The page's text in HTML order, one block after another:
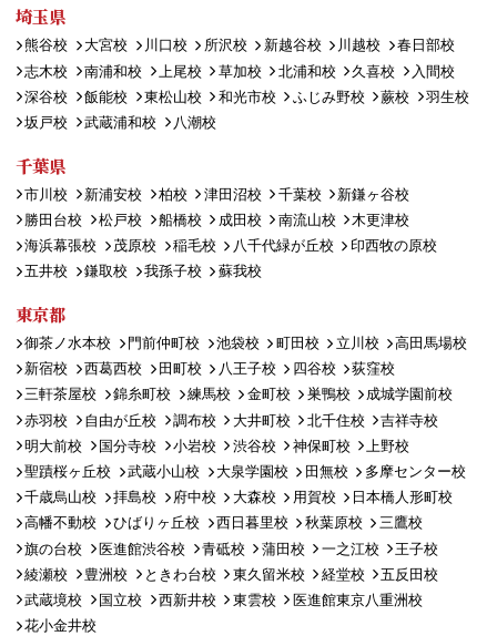
埼玉県
熊谷校 大宮校 川口校 所沢校 新越谷校 川越校
春日部校
志木校
南浦和校 上尾校 草加校 北浦和校 久喜校
入間校
深谷校
飯能校 東松山校 和光市校 ふじみ野校 蕨校
羽生校
坂戸校
武蔵浦和校 八潮校
千葉県
市川校 新浦安校 柏校 津田沼校 千葉校
新鎌ヶ谷校
勝田台校
松戸校 船橋校 成田校 南流山校
木更津校
海浜幕張校
茂原校 稲毛校 八千代緑が丘校
印西牧の原校
五井校
鎌取校 我孫子校 蘇我校
東京都
御茶ノ水本校 門前仲町校 池袋校 町田校 立川校
高田馬場校
新宿校
西葛西校 田町校 八王子校 四谷校
荻窪校
三軒茶屋校
錦糸町校 練馬校 金町校 巣鴨校
成城学園前校
赤羽校
自由が丘校 調布校 大井町校 北千住校
吉祥寺校
明大前校
国分寺校 小岩校 渋谷校 神保町校
上野校
聖蹟桜ヶ丘校
武蔵小山校 大泉学園校 田無校
多摩センター校
千歳烏山校
拝島校 府中校 大森校 用賀校
日本橋人形町校
高幡不動校
ひばりヶ丘校 西日暮里校 秋葉原校
三鷹校
旗の台校
医進館渋谷校 青砥校 蒲田校 一之江校
王子校
綾瀬校
豊洲校 ときわ台校 東久留米校 経堂校
五反田校
武蔵境校
国立校 西新井校 東雲校
医進館東京八重洲校
花小金井校